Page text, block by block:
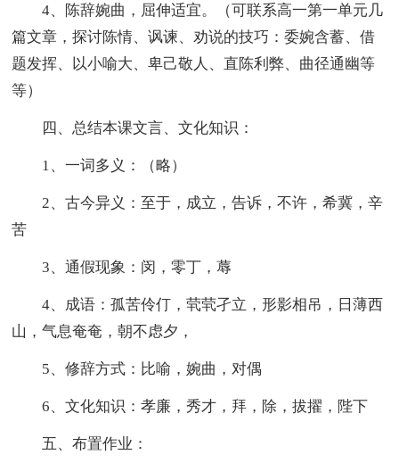
4、陈辞婉曲，屈伸适宜。（可联系高一第一单元几
篇文章，探讨陈情、讽谏、劝说的技巧：委婉含蓄、借
题发挥、以小喻大、卑己敬人、直陈利弊、曲径通幽等
等）
四、总结本课文言、文化知识：
1、一词多义：（略）
2、古今异义：至于，成立，告诉，不许，希冀，辛
苦
3、通假现象：闵，零丁，蓐
4、成语：孤苦伶仃，茕茕孑立，形影相吊，日薄西
山，气息奄奄，朝不虑夕，
5、修辞方式：比喻，婉曲，对偶
6、文化知识：孝廉，秀才，拜，除，拔擢，陛下
五、布置作业：